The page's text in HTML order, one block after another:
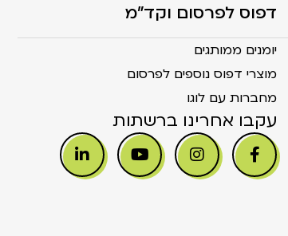
דפוס לפרסום וקד"מ
יומנים ממותגים
מוצרי דפוס נוספים לפרסום
מחברות עם לוגו
עקבו אחרינו ברשתות